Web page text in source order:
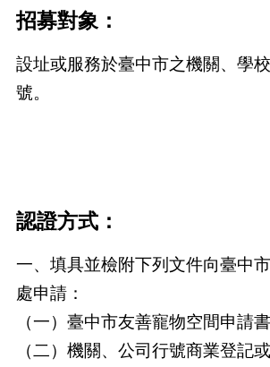
招募對象：
設址或服務於臺中市之機關、學
號。
認證方式：
一、填具並檢附下列文件向臺中
處申請：
（一）臺中市友善寵物空間申請書
（二）機關、公司行號商業登記